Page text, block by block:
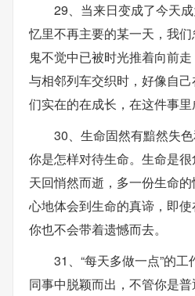
29、当来日变成了今天
忆里不再主要的某一天，我
鬼不觉中已被时光推着向前
与相邻列车交织时，好像自
们实在的在成长，在这件事里
30、生命固然有黯然失
你是怎样对待生命。生命是
天回悄然而逝，多一份生命
心地体会到生命的真谛，即使
你也不会带着遗憾而去。
31、“每天多做一点”的
同事中脱颖而出，不管你是普